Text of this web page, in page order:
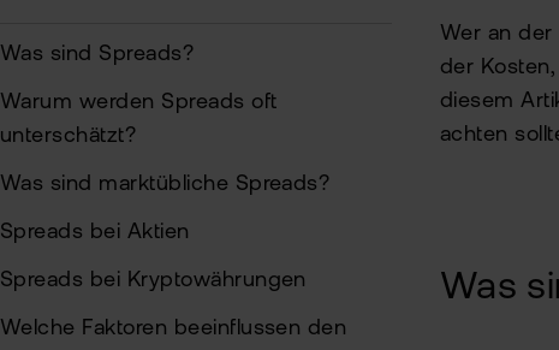
Was sind Spreads?
Warum werden Spreads oft
unterschätzt?
Was sind marktübliche Spreads?
Spreads bei Aktien
Spreads bei Kryptowährungen
Welche Faktoren beeinflussen den
Wer an der
der
diesem
achten
Was